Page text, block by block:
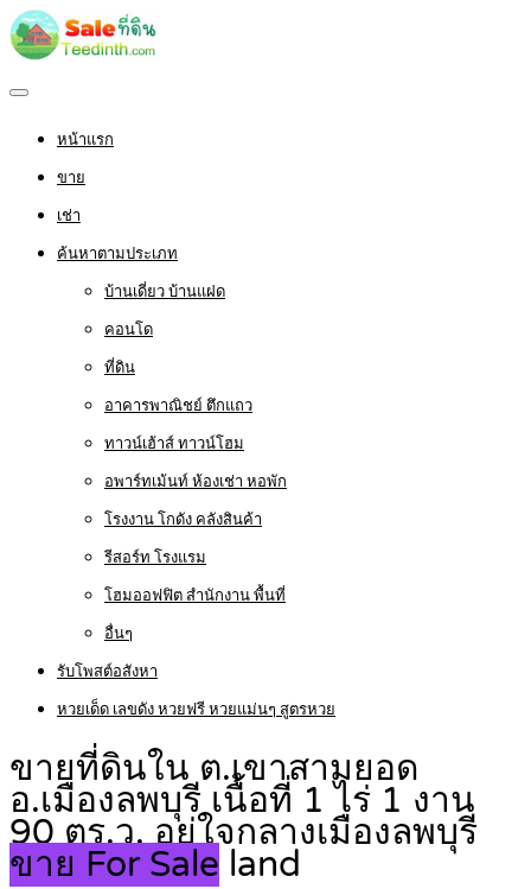
หน้าแรก
ขาย
เช่า
ค้นหาตามประเภท
บ้านเดี่ยว บ้านแฝด
คอนโด
ที่ดิน
อาคารพาณิชย์ ตึกแถว
ทาวน์เฮ้าส์ ทาวน์โฮม
อพาร์ทเม้นท์ ห้องเช่า หอพัก
โรงงาน โกดัง คลังสินค้า
รีสอร์ท โรงแรม
โฮมออฟฟิต สำนักงาน พื้นที่
อื่นๆ
รับโพสต์อสังหา
หวยเด็ด เลขดัง หวยฟรี หวยแม่นๆ สูตรหวย
ขายที่ดินใน ต.เขาสามยอด
อ.เมืองลพบุรี เนื้อที่ 1 ไร่ 1 งาน
90 ตร.ว. อยู่ใจกลางเมืองลพบุรี
ขาย For Sale land